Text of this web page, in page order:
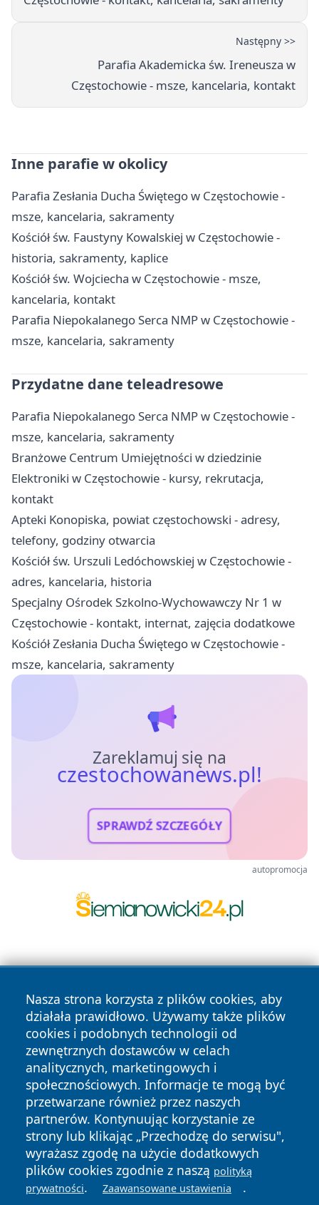
Następny >>
Parafia Akademicka św. Ireneusza w
Częstochowie - msze, kancelaria, kontakt
Inne parafie w okolicy
Parafia Zesłania Ducha Świętego w Częstochowie -
msze, kancelaria, sakramenty
Kościół św. Faustyny Kowalskiej w Częstochowie -
historia, sakramenty, kaplice
Kościół św. Wojciecha w Częstochowie - msze,
kancelaria, kontakt
Parafia Niepokalanego Serca NMP w Częstochowie -
msze, kancelaria, sakramenty
Przydatne dane teleadresowe
Parafia Niepokalanego Serca NMP w Częstochowie -
msze, kancelaria, sakramenty
Branżowe Centrum Umiejętności w dziedzinie
Elektroniki w Częstochowie - kursy, rekrutacja,
kontakt
Apteki Konopiska, powiat częstochowski - adresy,
telefony, godziny otwarcia
Kościół św. Urszuli Ledóchowskiej w Częstochowie -
adres, kancelaria, historia
Specjalny Ośrodek Szkolno-Wychowawczy Nr 1 w
Częstochowie - kontakt, internat, zajęcia dodatkowe
Kościół Zesłania Ducha Świętego w Częstochowie -
msze, kancelaria, sakramenty
Zareklamuj się na
czestochowanews.pl!
SPRAWDŹ SZCZEGÓŁY
autopromocja
Nasza strona korzysta z plików cookies, aby
działała prawidłowo. Używamy także plików
cookies i podobnych technologii od
zewnętrznych dostawców w celach
analitycznych, marketingowych i
społecznościowych. Informacje te mogą być
przetwarzane również przez naszych
partnerów. Kontynuując korzystanie ze
strony lub klikając „Przechodzę do serwisu",
wyrażasz zgodę na użycie dodatkowych
plików cookies zgodnie z naszą polityką
prywatności. Zaawansowane ustawienia .
Copyright © 2026 czestochowanews.pl Wszystkie prawa
zastrzeżone.
News Autorzy
Polityka
Prywatności
Polityka
Cookies
cześć